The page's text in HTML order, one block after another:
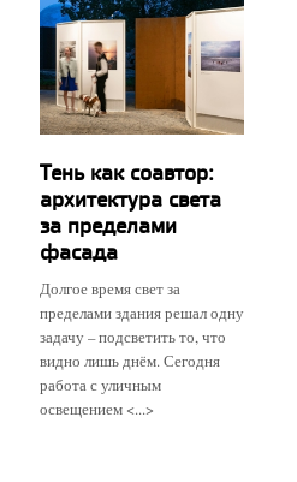
Тень как соавтор:
архитектура света
за пределами
фасада
Долгое время свет за
пределами здания решал одну
задачу – подсветить то, что
видно лишь днём. Сегодня
работа с уличным
освещением <...>